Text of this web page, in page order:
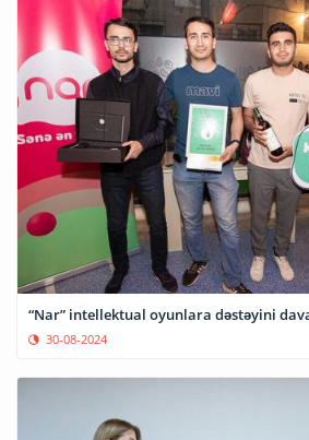
“Nar” intellektual oyunlara dəstəyini
30-08-2024